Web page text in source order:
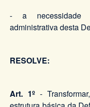
- a necessidade
administrativa desta
RESOLVE:
Art. 1º -